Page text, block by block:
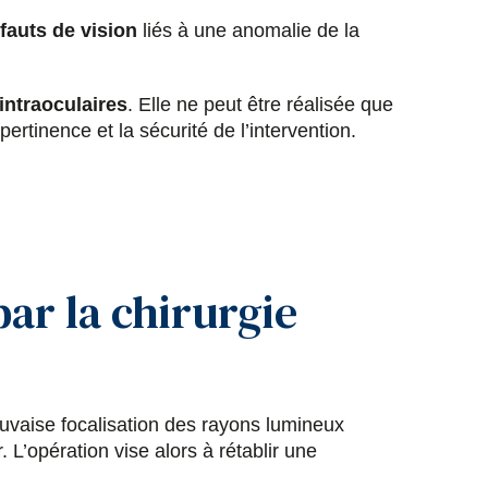
t
r
u
r
t
r
u
r
t
r
u
r
t
a
r
de vision liés à une anomalie de la
. Elle ne peut être réalisée que
et la sécurité de l’intervention.
la chirurgie
focalisation des rayons lumineux
vise alors à rétablir une